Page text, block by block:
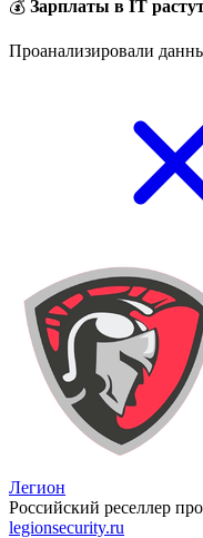
💰 Зарплаты в IT
Проанализировали
Легион
Российский реселлер
legionsecurity.ru